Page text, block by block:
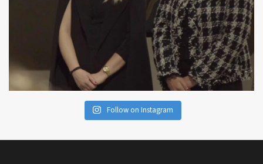
Follow on Instagram